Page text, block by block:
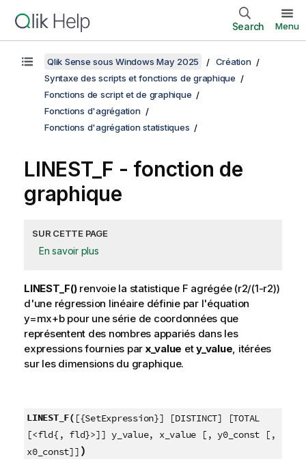
Search Menu
Qlik Sense sous Windows May 2025
Création
Syntaxe des scripts et fonctions de graphique
Fonctions de script et de graphique
Fonctions d'agrégation
Fonctions d'agrégation statistiques
LINEST_F - fonction de
graphique
SUR CETTE PAGE
En savoir plus
LINEST_F()renvoie la statistique F agrégée (r2/(1-r2))
d'une régression linéaire définie par l'équation
y=mx+bpour une série de coordonnées que
représentent des nombres appariés dans les
expressions fournies par x_value ety_value, itérées
sur les dimensions du graphique.
LINEST_F( [{SetExpression}] [DISTINCT] [TOTAL
[<fld{, fld}>]] y_value, x_value [, y0_const [,
x0_const]] )